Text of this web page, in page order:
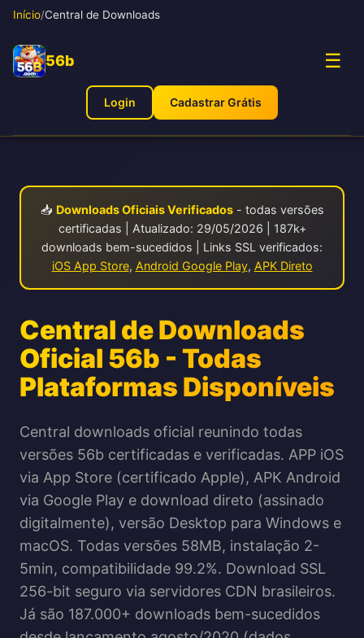
Início/Central de Downloads
56b ☰
Login Cadastrar Grátis
📥 Downloads Oficiais Verificados- todas versões
certificadas | Atualizado: 29/05/2026 | 187k+
downloads bem-sucedidos | Links SSL verificados:
iOS App Store, Android Google Play, APK Direto
Central de Downloads
Oficial 56b - Todas
Plataformas Disponíveis
Central downloads oficial reunindo todas
versões 56b certificadas e verificadas. APP iOS
via App Store (certificado Apple), APK Android
via Google Play e download direto (assinado
digitalmente), versão Desktop para Windows e
macOS. Todas versões 58MB, instalação 2-
5min, compatibilidade 99.2%. Download SSL
256-bit seguro via servidores CDN brasileiros.
Já são 187.000+ downloads bem-sucedidos